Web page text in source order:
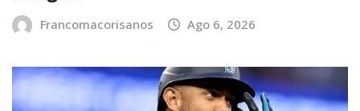
Francomacorisanos Ago 6, 2026